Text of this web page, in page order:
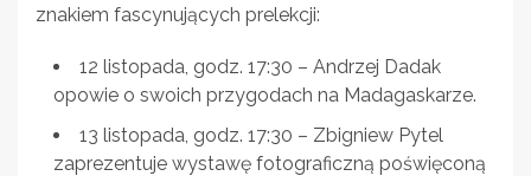
znakiem fascynujących prelekcji:
12 listopada, godz. 17:30 – Andrzej Dadak
opowie o swoich przygodach na Madagaskarze.
13 listopada, godz. 17:30 – Zbigniew Pytel
zaprezentuje wystawę fotograficzną poświęconą